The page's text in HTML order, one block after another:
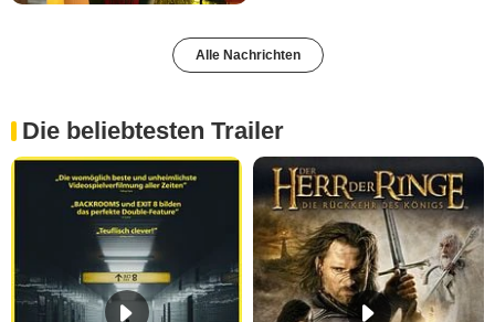
Alle Nachrichten
Die beliebtesten Trailer